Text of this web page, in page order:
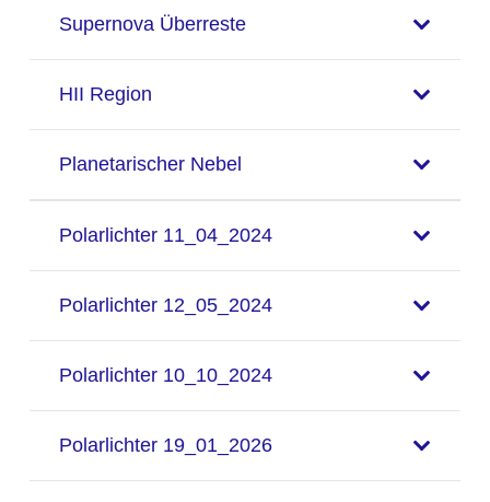
Supernova Überreste
HII Region
Planetarischer Nebel
Polarlichter 11_04_2024
Polarlichter 12_05_2024
Polarlichter 10_10_2024
Polarlichter 19_01_2026